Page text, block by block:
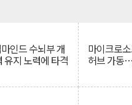
인드 수뇌부 개
지 노력에 타격
마이크로
허브 가동